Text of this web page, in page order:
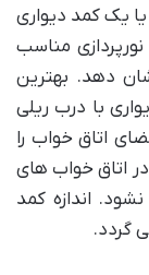
یک کمد دیواری
مناسب
دهد. بهترین
با درب ریلی
اتاق خواب را
اتاق خواب های
اندازه کمد
گردد.